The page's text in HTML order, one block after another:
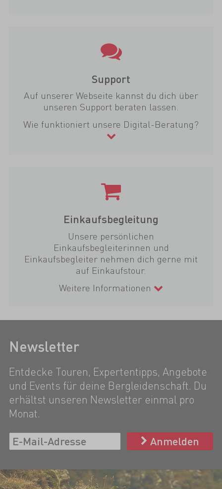
Support
Auf unserer Webseite kannst du dich über
unseren Support beraten lassen.
Wie funktioniert unsere Digital-Beratung?
Einkaufsbegleitung
Unsere persönlichen
Einkaufsbegleiterinnen und
Einkaufsbegleiter nehmen dich gerne mit
auf Einkaufstour.
Weitere Informationen
Newsletter
Entdecke Touren, Expertentipps, Angebote
und Events für deine Bergleidenschaft. Du
erhältst unseren Newsletter einmal pro
Monat.
Anmelden